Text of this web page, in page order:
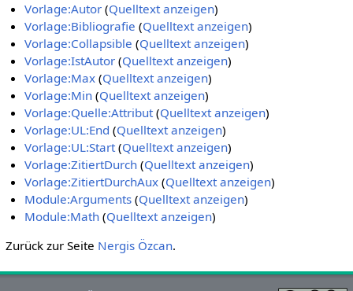
Vorlage:Autor (Quelltext anzeigen)
Vorlage:Bibliografie (Quelltext anzeigen)
Vorlage:Collapsible (Quelltext anzeigen)
Vorlage:IstAutor (Quelltext anzeigen)
Vorlage:Max (Quelltext anzeigen)
Vorlage:Min (Quelltext anzeigen)
Vorlage:Quelle:Attribut(Quelltext anzeigen)
Vorlage:UL:End (Quelltext anzeigen)
Vorlage:UL:Start(Quelltext anzeigen)
Vorlage:ZitiertDurch (Quelltext anzeigen)
Vorlage:ZitiertDurchAux (Quelltext anzeigen)
Module:Arguments (Quelltext anzeigen)
Module:Math (Quelltext anzeigen)
Zurück zur Seite Nergis Özcan.